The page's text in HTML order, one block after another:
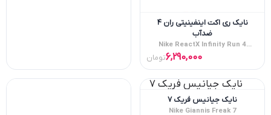
نایک ری اکت اینفینیتی ران ۴
ضدآب
Nike ReactX Infinity Run 4
Goretex
6,290,000تومان
نایک جیانیس فریک ۷
Nike Giannis Freak 7